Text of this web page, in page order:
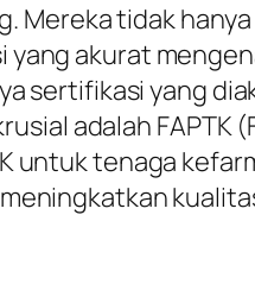
Mereka tidak
akurat
sertifikasi yang
adalah FAPTK
untuk tenaga